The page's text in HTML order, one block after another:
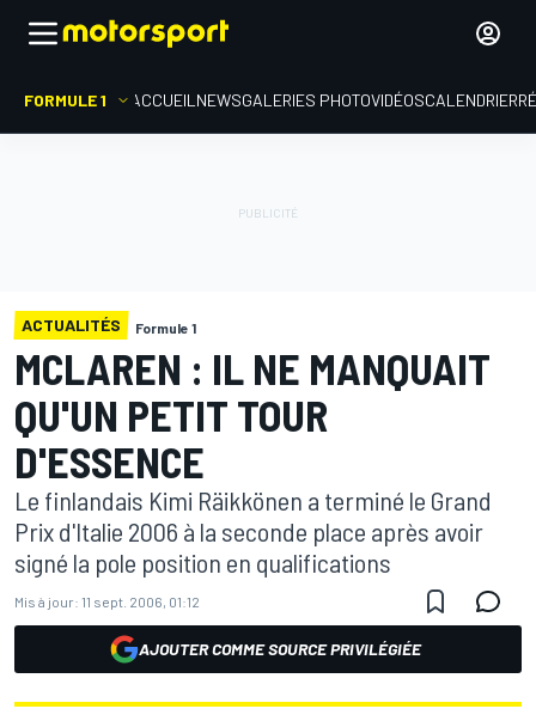
FORMULE 1 ACCUEIL NEWSGALERIES PHOTOVIDÉOSCALENDRIER
ACTUALITÉS Formule 1
MCLAREN : IL NE MANQUAIT
QU'UN PETIT TOUR
D'ESSENCE
Le finlandais Kimi Räikkönen a terminé le Grand
Prix d'Italie 2006 à la seconde place après avoir
signé la pole position en qualifications
Mis à jour: 11 sept. 2006, 01:12
AJOUTER COMME SOURCE PRIVILÉGIÉE